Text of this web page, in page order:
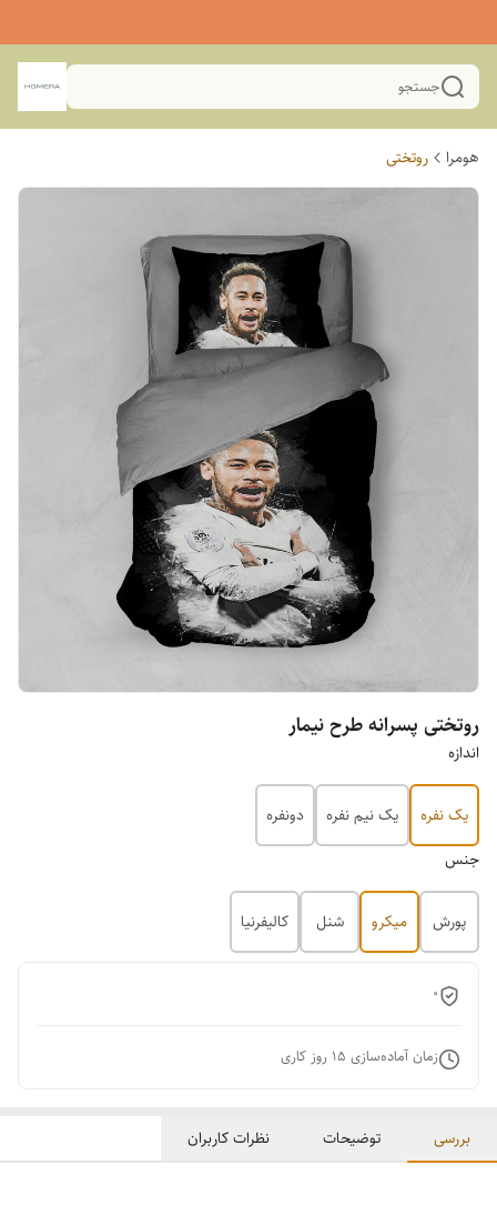
جستجو
هومرا روتختی
روتختی پسرانه طرح نیمار
اندازه
یک نفره یک نیم نفره
دونفره
جنس
پورش میکرو شنل کالیفرنیا
0
زمان آماده‌سازی 15 روز کاری
بررسی توضیحات نظرات کاربران